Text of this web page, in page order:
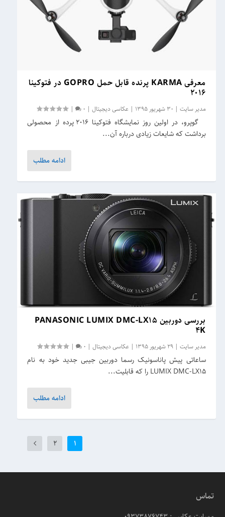
معرفی KARMA پرنده قابل حمل GOPRO در فتوکینا
۲۰۱۶
مدیر سایت | 30 شهریور 1395 |عکاسی دیجیتال |
0
|
گوپرو، در اولین روز نمایشگاه فتوکینا ۲۰۱۶ پرده از محصولی
برداشت که شایعات زیادی درباره آن...
ادامه مطلب
بررسی دوربین PANASONIC LUMIX DMC-LX۱۵
۴K
مدیر سایت |29 شهریور 1395 |عکاسی دیجیتال |
0
|
ساعاتی پیش پاناسونیک رسما دوربین جیبی جدید خود به نام
LUMIX DMC-LX15 را که قابلیت...
ادامه مطلب
1
2
تماس